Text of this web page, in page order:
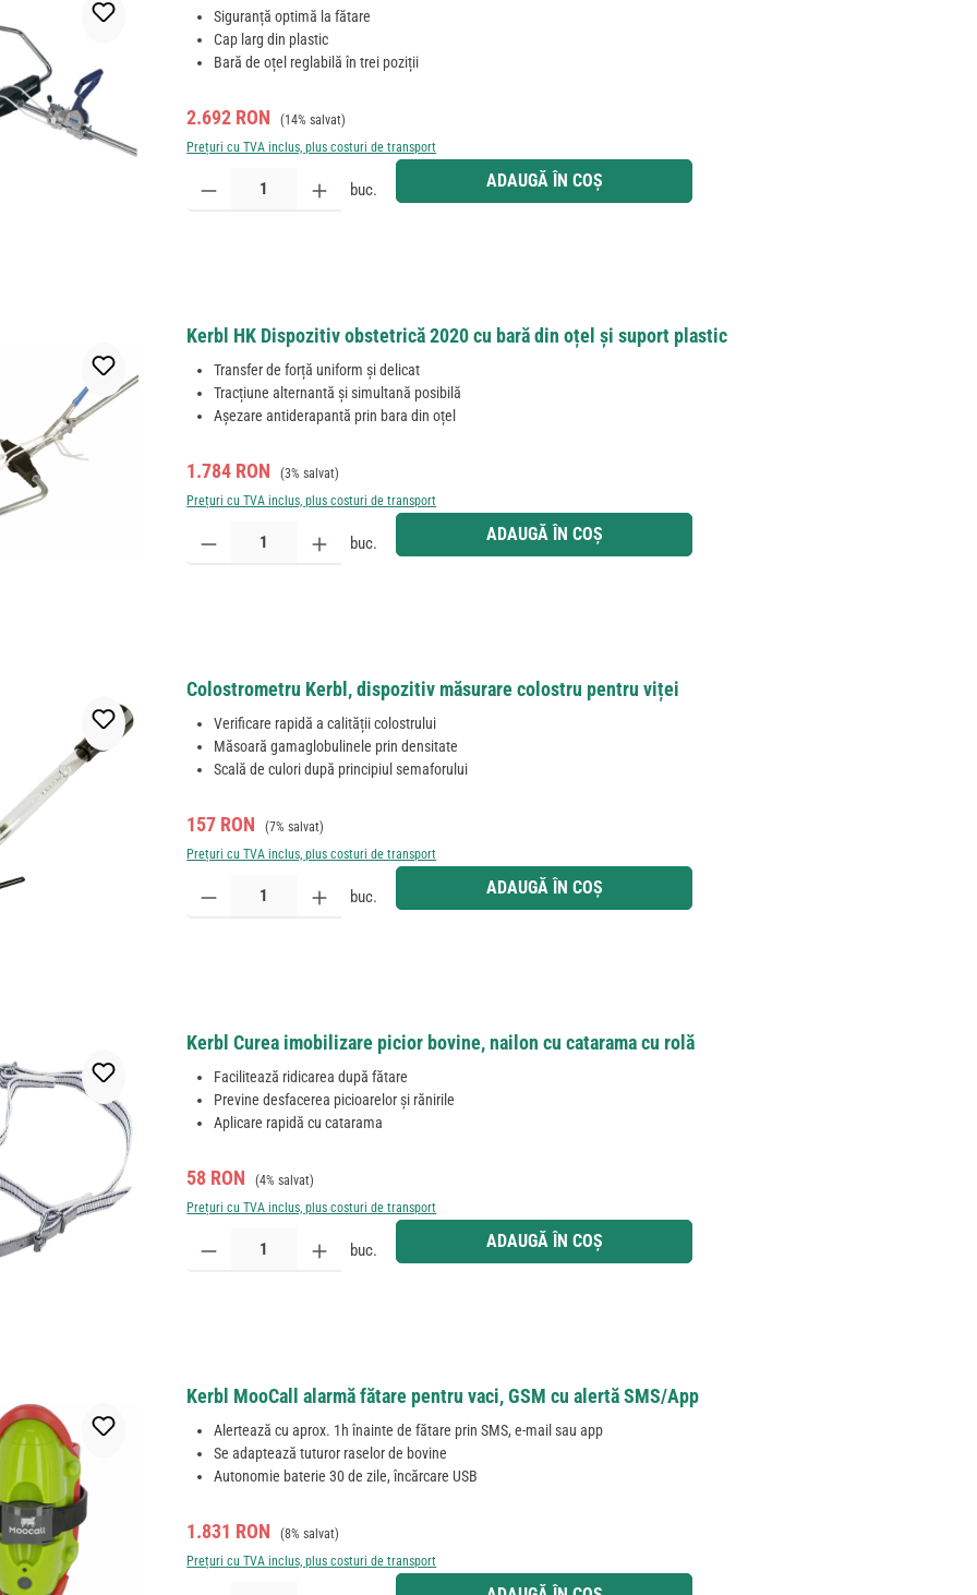
Siguranță optimă la fătare
Cap larg din plastic
Bară de oțel reglabilă în trei poziții
Preț de vânzare:
2.692 RON Preț obișnuit:
(14% salvat)
Prețuri cu TVA inclus, plus costuri de transport
Cantitate produs: Introduceți cantitatea dorită sau utilizați butoanele pentru a mări sau micșora cantitatea.
buc. ADAUGĂ ÎN COȘ
Kerbl HK Dispozitiv obstetrică 2020 cu bară din oțel și suport plastic
Transfer de forță uniform și delicat
Tracțiune alternantă și simultană posibilă
Așezare antiderapantă prin bara din oțel
Preț de vânzare:
1.784 RON Preț obișnuit:
(3% salvat)
Prețuri cu TVA inclus, plus costuri de transport
Cantitate produs: Introduceți cantitatea dorită sau utilizați butoanele pentru a mări sau micșora cantitatea.
buc. ADAUGĂ ÎN COȘ
Colostrometru Kerbl, dispozitiv măsurare colostru pentru viței
Verificare rapidă a calității colostrului
Măsoară gamaglobulinele prin densitate
Scală de culori după principiul semaforului
Preț de vânzare:
157 RON Preț obișnuit:
(7% salvat)
Prețuri cu TVA inclus, plus costuri de transport
Cantitate produs: Introduceți cantitatea dorită sau utilizați butoanele pentru a mări sau micșora cantitatea.
buc. ADAUGĂ ÎN COȘ
Kerbl Curea imobilizare picior bovine, nailon cu catarama cu rolă
Facilitează ridicarea după fătare
Previne desfacerea picioarelor și rănirile
Aplicare rapidă cu catarama
Preț de vânzare:
58 RON Preț obișnuit:
(4% salvat)
Prețuri cu TVA inclus, plus costuri de transport
Cantitate produs: Introduceți cantitatea dorită sau utilizați butoanele pentru a mări sau micșora cantitatea.
buc. ADAUGĂ ÎN COȘ
Kerbl MooCall alarmă fătare pentru vaci, GSM cu alertă SMS/App
Alertează cu aprox. 1h înainte de fătare prin SMS, e-mail sau app
Se adaptează tuturor raselor de bovine
Autonomie baterie 30 de zile, încărcare USB
Preț de vânzare:
1.831 RON Preț obișnuit:
(8% salvat)
Prețuri cu TVA inclus, plus costuri de transport
Cantitate produs: Introduceți cantitatea dorită sau utilizați butoanele pentru a mări sau micșora cantitatea.